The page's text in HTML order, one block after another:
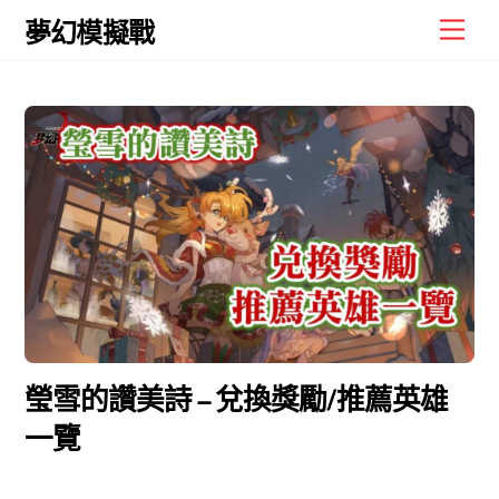
Skip
夢幻模擬戰
瑩雪的讚美詩 – 兌換獎勵/推薦英雄
一覽